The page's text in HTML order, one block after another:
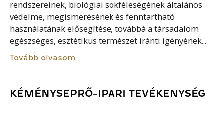
rendszereinek, biológiai sokféleségének általános
védelme, megismerésének és fenntartható
használatának elősegítése, továbbá a társadalom
egészséges, esztétikus természet iránti igényének...
Tovább olvasom
KÉMÉNYSEPRŐ-IPARI TEVÉKENYSÉG